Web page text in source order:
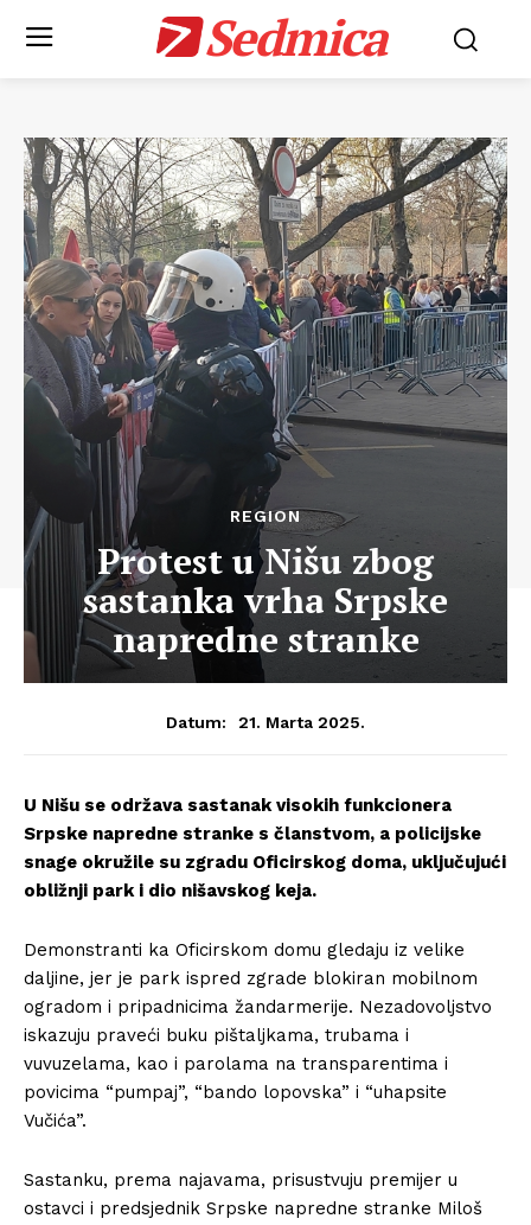
Sedmica
REGION
Protest u Nišu zbog
sastanka vrha Srpske
napredne stranke
Datum: 21. Marta 2025.
U Nišu se održava sastanak visokih funkcionera
Srpske napredne stranke s članstvom, a policijske
snage okružile su zgradu Oficirskog doma, uključujući
obližnji park i dio nišavskog keja.
Demonstranti ka Oficirskom domu gledaju iz velike
daljine, jer je park ispred zgrade blokiran mobilnom
ogradom i pripadnicima žandarmerije. Nezadovoljstvo
iskazuju praveći buku pištaljkama, trubama i
vuvuzelama, kao i parolama na transparentima i
povicima “pumpaj”, “bando lopovska” i “uhapsite
Vučića”.
Sastanku, prema najavama, prisustvuju premijer u
ostavci i predsjednik Srpske napredne stranke Miloš